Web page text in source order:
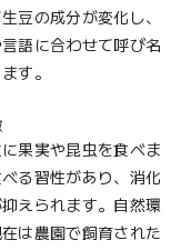
豆の成分が変化し、
語に合わせて呼び名
す。
果実や昆虫を食べま
る習性があり、消化
えられます。自然環
は農園で飼育された